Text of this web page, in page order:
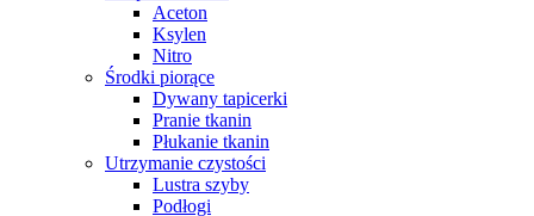
Aceton
Ksylen
Nitro
Środki piorące
Dywany tapicerki
Pranie tkanin
Płukanie tkanin
Utrzymanie czystości
Lustra szyby
Podłogi